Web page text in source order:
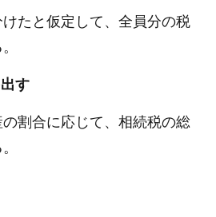
たと仮定して、全員分の税
す
割合に応じて、相続税の総